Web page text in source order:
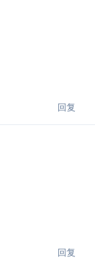
回复
回复